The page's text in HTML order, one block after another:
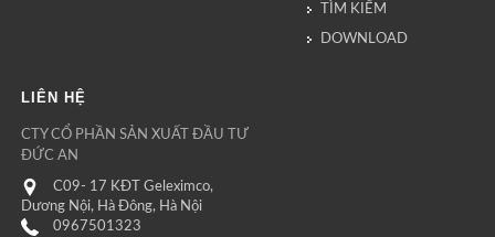
TÌM KIẾM
DOWNLOAD
LIÊN HỆ
CTY CỔ PHẦN SẢN XUẤT ĐẦU TƯ
ĐỨC AN
C09- 17 KĐT Geleximco,
Dương Nội, Hà Đông, Hà Nội
0967501323